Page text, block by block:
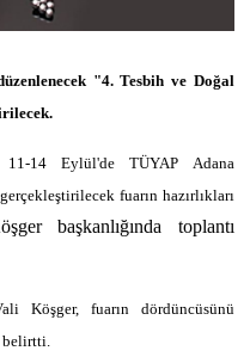
"4. Tesbih ve Doğal
11-14 Eylül'de TÜYAP Adana
fuarın hazırlıkları
başkanlığında toplantı
Köşger, fuarın dördüncüsünü